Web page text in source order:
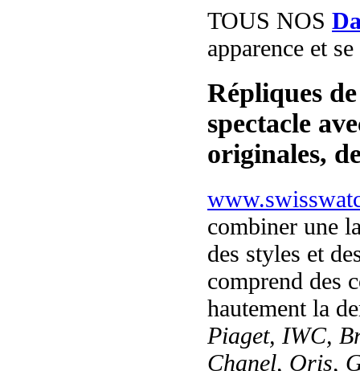
TOUS NOS
apparence et
Répliques
spectacle
originales,
combiner une
des styles et
comprend des
hautement la
Piaget, IWC,
Chanel, Oris,